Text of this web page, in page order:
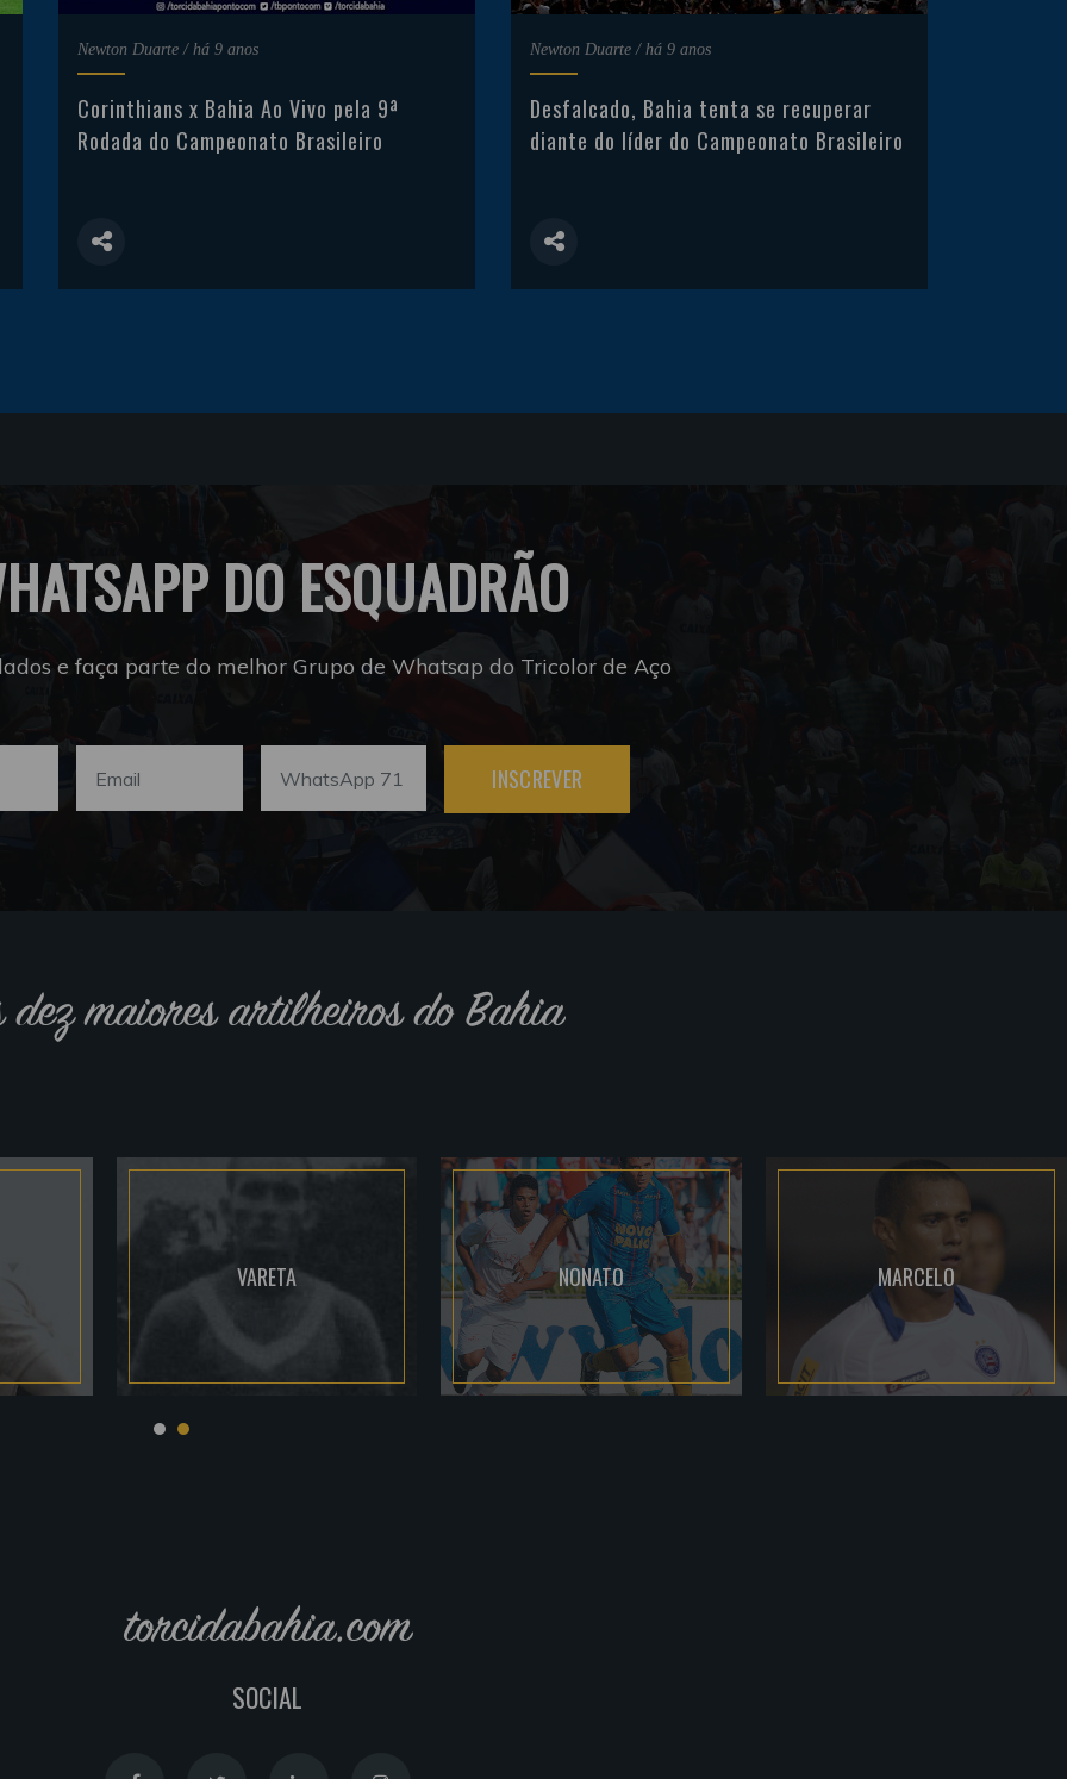
Newton Duarte / há 9 anos
Corinthians x Bahia Ao Vivo pela 9ª
Rodada do Campeonato Brasileiro
Newton Duarte / há 9 anos
Desfalcado, Bahia tenta se recuperar
diante do líder do Campeonato Brasileiro
DO ESQUADRÃO
e faça parte do melhor Grupo de Whatsap do Tricolor de Aço
INSCREVER
dez maiores artilheiros do Bahia
VARETA NONATO MARCELO
torcidabahia.com
SOCIAL